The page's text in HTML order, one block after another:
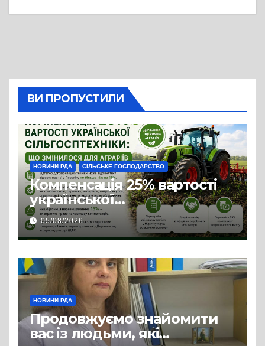
ВИ ПРОПУСТИЛИ
НОВИНИ РДА СІЛЬСЬКЕ ГОСПОДАРСТВО
Компенсація 25% вартості
української
сільгосптехніки: що
змінилося для аграріїв
05/08/2026
НОВИНИ РДА
Продовжуємо знайомити
вас із людьми, які